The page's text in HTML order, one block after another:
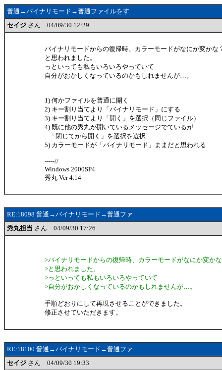
普通→バイナリモード→普通ファイルをす
セイジ さん 04/09/30 12:29
バイナリモードからの復帰時、カラーモードがなにか変かな
と思われました。
っといっても私もいろいろやっていて
自分がおかしくなっているのかもしれませんが…。
1) 何かファイルを普通に開く
2) キー割り当てより「バイナリモード」にする
3) キー割り当てより「開く」を選択（同じファイル）
4) 既に他の秀丸が開いているメッセージでているが
「閉じてから開く」を選択を選択
5) カラーモードが「バイナリモード」ままだと思われる
-----//
Windows 2000SP4
秀丸 Ver 4.14
RE:18098 普通→バイナリモード→普通ファ
秀丸担当 さん 04/09/30 17:26
>バイナリモードからの復帰時、カラーモードがなにか変か
>と思われました。
>っといっても私もいろいろやっていて
>自分がおかしくなっているのかもしれませんが…。
手順どおりにして再現させることができました。
修正させていただきます。
RE:18100 普通→バイナリモード→普通ファ
セイジ さん 04/09/30 19:33